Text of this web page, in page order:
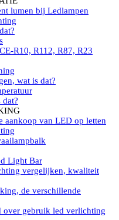
Led flitsers
koplampen
Allremote
Golight
Led zoeklicht
diverse
ALLremote
zoeklichten
lumen bij Ledlampen
R10, R112, R87, R23
wat is dat?
aankoop van LED op letten
Light Bar
vergelijken, kwaliteit
de verschillende
over gebruik led verlichting